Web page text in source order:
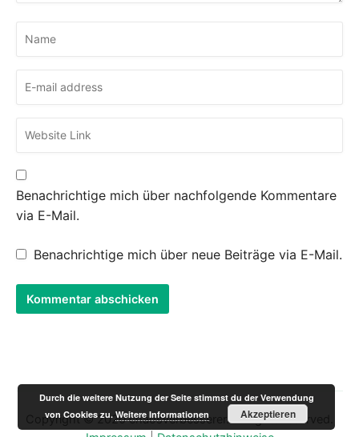
Benachrichtige mich über nachfolgende Kommentare
via E-Mail.
Benachrichtige mich über neue Beiträge via E-Mail.
Copyright © 2020 chaosverbesserer. All rights reserved.
Durch die weitere Nutzung der Seite stimmst du der Verwendung
von Cookies zu.Weitere Informationen Akzeptieren